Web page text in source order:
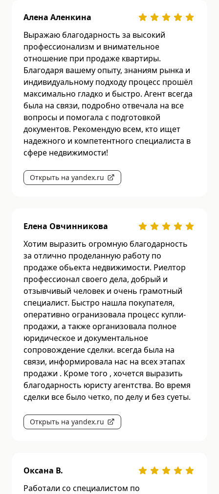
Алена Аленкина
Выражаю благодарность за высокий
профессионализм и внимательное
отношение при продаже квартиры.
Благодаря вашему опыту, знаниям рынка и
индивидуальному подходу процесс прошёл
максимально гладко и быстро. Агент всегда
была на связи, подробно отвечала на все
вопросы и помогала с подготовкой
документов. Рекомендую всем, кто ищет
надежного и компетентного специалиста в
сфере недвижимости!
Открыть на yandex.ru
Елена Овчинникова
Хотим выразить огромную благодарность
за отлично проделанную работу по
продаже обьекта недвижимости. Риелтор
профессионал своего дела, добрый и
отзывчивый человек и очень грамотный
специалист. Быстро нашла покупателя,
оперативно огранизовала процесс купли-
продажи, а также организовала полное
юридическое и документальное
сопровождение сделки. всегда была на
связи, информировала нас на всех этапах
продажи . Кроме того , хочется выразить
благодарность юристу агентства. Во время
сделки все было четко, по делу и без суеты.
Открыть на yandex.ru
Оксана В.
Работали со специалистом по